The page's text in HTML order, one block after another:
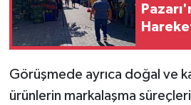
Görüşmede ayrıca doğal ve
ürünlerin markalaşma